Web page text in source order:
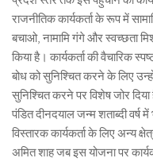
राजनीतिक कार्यकर्ता के रूप में
बचाओ, नामामि गंगे और स्वच्छता
किया है। कार्यकर्ता की वैचारिक
बोध को सुनिश्चित करने के लिए
सुनिश्चित करने पर विशेष जोर दिया
पंडित दीनदयाल जन्म शताब्दी वर्ष
विस्तारक कार्यकर्ता के लिए अन्य
अमित शाह जब इस योजना पर